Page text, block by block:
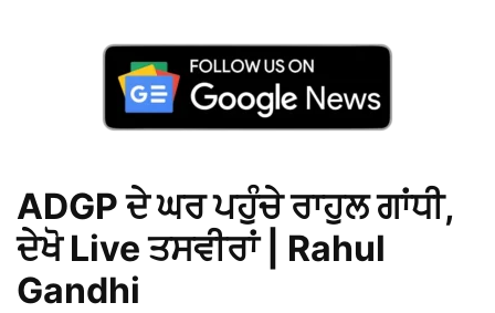
ADGP ਦੇ ਘਰ ਪਹੁੰਚੇ ਰਾਹੁਲ ਗਾਂਧੀ,
ਦੇਖੋ Live ਤਸਵੀਰਾਂ | Rahul
Gandhi